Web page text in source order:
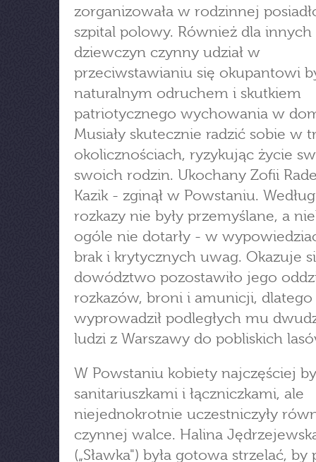
zorganizowała w rodzinnej
szpital polowy. Również dla innych
dziewczyn czynny udział w
przeciwstawianiu się okupantowi
naturalnym odruchem i skutkiem
patriotycznego wychowania w
Musiały skutecznie radzić sobie w
okolicznościach, ryzykując życie
swoich rodzin. Ukochany Zofii
Kazik - zginął w Powstaniu.
rozkazy nie były przemyślane, a
ogóle nie dotarły - w
brak i krytycznych uwag. Okazuje
dowództwo pozostawiło jego
rozkazów, broni i amunicji, dlatego
wyprowadził podległych mu
ludzi z Warszawy do pobliskich
W Powstaniu kobiety najczęściej
sanitariuszkami i łączniczkami, ale
niejednokrotnie uczestniczyły
czynnej walce. Halina
(„Sławka") była gotowa strzelać,